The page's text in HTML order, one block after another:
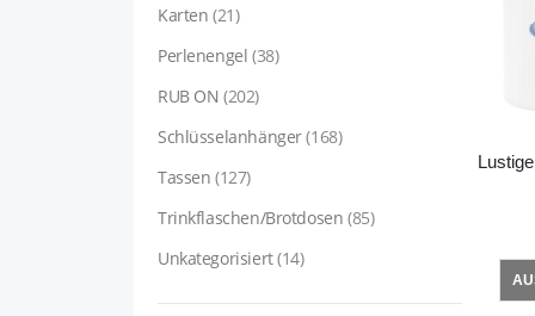
Karten (21)
Perlenengel (38)
RUB ON (202)
Schlüsselanhänger(168)
Tassen (127)
Trinkflaschen/Brotdosen (85)
Unkategorisiert(14)